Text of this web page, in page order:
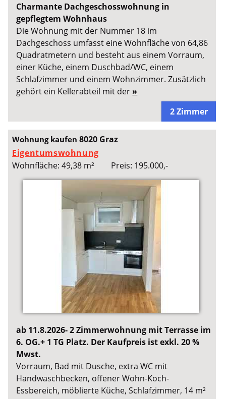
Charmante Dachgeschosswohnung in
gepflegtem Wohnhaus
Die Wohnung mit der Nummer 18 im
Dachgeschoss umfasst eine Wohnfläche von 64,86
Quadratmetern und besteht aus einem Vorraum,
einer Küche, einem Duschbad/WC, einem
Schlafzimmer und einem Wohnzimmer. Zusätzlich
gehört ein Kellerabteil mit der »
2 Zimmer
Wohnung kaufen8020 Graz
Eigentumswohnung
Wohnfläche: 49,38 m²
Preis: 195.000,-
ab 11.8.2026- 2 Zimmerwohnung mit Terrasse im
6. OG.+ 1 TG Platz. Der Kaufpreis ist exkl. 20 %
Mwst.
Vorraum, Bad mit Dusche, extra WC mit
Handwaschbecken, offener Wohn-Koch-
Essbereich, möblierte Küche, Schlafzimmer, 14 m²